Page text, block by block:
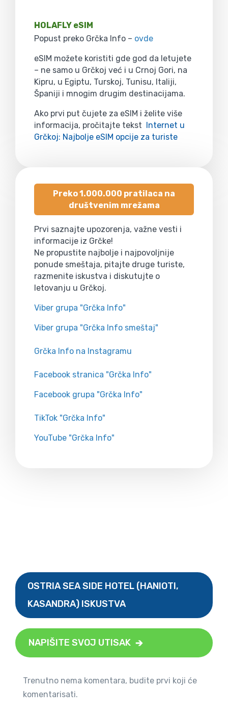
HOLAFLY eSIM
Popust preko Grčka Info – ovde
eSIM možete koristiti gde god da letujete
– ne samo u Grčkoj već i u Crnoj Gori, na
Kipru, u Egiptu, Turskoj, Tunisu, Italiji,
Španiji i mnogim drugim destinacijama.
Ako prvi put čujete za eSIM i želite više
informacija, pročitajte tekst Internet u
Grčkoj: Najbolje eSIM opcije za turiste
Preko 1.000.000 pratilaca na
društvenim mrežama
Prvi saznajte upozorenja, važne vesti i
informacije iz Grčke!
Ne propustite najbolje i najpovoljnije
ponude smeštaja, pitajte druge turiste,
razmenite iskustva i diskutujte o
letovanju u Grčkoj.
Viber grupa "Grčka Info"
Viber grupa "Grčka Info smeštaj"
Grčka Info na Instagramu
Facebook stranica "Grčka Info"
Facebook grupa "Grčka Info"
TikTok "Grčka Info"
YouTube "Grčka Info"
OSTRIA SEA SIDE HOTEL (HANIOTI,
KASANDRA) ISKUSTVA
NAPIŠITE SVOJ UTISAK
Trenutno nema komentara, budite prvi koji će
komentarisati.